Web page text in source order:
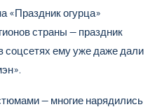
«Праздник огурца»
страны — праздник
соцсетях ему уже даже дали
— многие нарядились